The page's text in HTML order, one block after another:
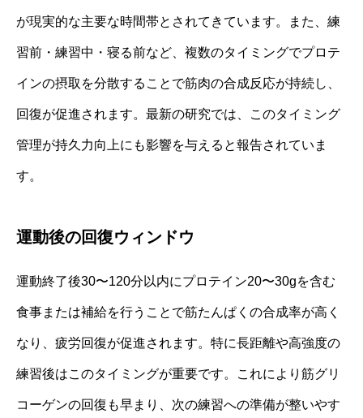
が現実的な主要な時間帯とされてきています。また、練
習前・練習中・寝る前など、複数のタイミングでプロテ
インの摂取を分散することで筋肉の合成反応が持続し、
回復が促進されます。最新の研究では、このタイミング
管理が持久力向上にも影響を与えると報告されていま
す。
運動後の回復ウィンドウ
運動終了後30〜120分以内にプロテイン20〜30gを含む
食事または補給を行うことで筋たんぱくの合成率が高く
なり、疲労回復が促進されます。特に長距離や高強度の
練習後はこのタイミングが重要です。これにより筋グリ
コーゲンの回復も早まり、次の練習への準備が整いやす